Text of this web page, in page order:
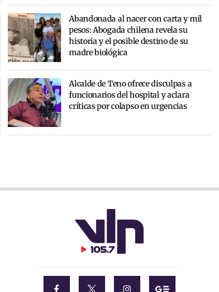
Abandonada al nacer con carta y mil
pesos: Abogada chilena revela su
historia y el posible destino de su
madre biológica
Alcalde de Teno ofrece disculpas a
funcionarios del hospital y aclara
críticas por colapso en urgencias